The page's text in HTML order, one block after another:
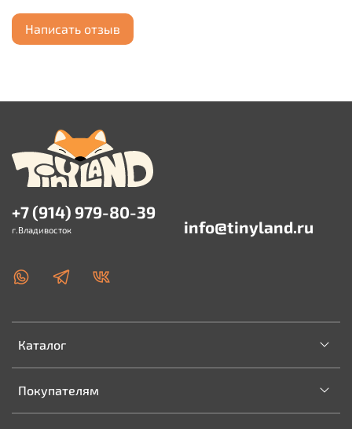
Написать отзыв
Каталог
Покупателям
+7 (914) 979-80-39
г.Владивосток info@tinyland.ru